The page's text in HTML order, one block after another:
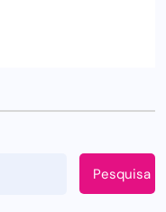
Pesquisa